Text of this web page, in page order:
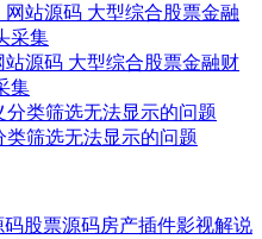
源码 大型综合股票金融财
集
类筛选无法显示的问题
码股票源码房产插件影视解说